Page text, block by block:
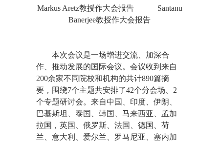
Markus Aretz教授作大会报告
Santanu
Banerjee教授作大会报告
本次会议是一场增进交流、加深合
作、推动发展的国际会议。会议收到来自
200余家不同院校和机构的共计890篇摘
要，围绕7个主题共安排了42个分会场、2
个专题研讨会。来自中国、印度、伊朗、
巴基斯坦、泰国、韩国、马来西亚、孟加
拉国，英国、俄罗斯、法国、德国、荷
兰、意大利、爱尔兰、罗马尼亚、塞内加